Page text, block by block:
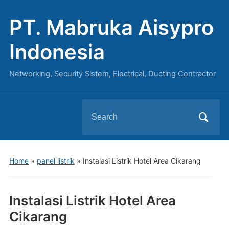
PT. Mabruka Aisypro
Indonesia
Networking, Security Sistem, Electrical, Ducting Contractor
for:
Home» panel listrik » Instalasi Listrik Hotel Area Cikarang
Instalasi Listrik Hotel Area
Cikarang